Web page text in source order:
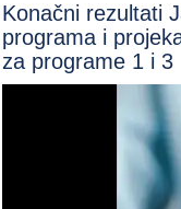
Konačni rezultati
programa i
za programe 1 i 3